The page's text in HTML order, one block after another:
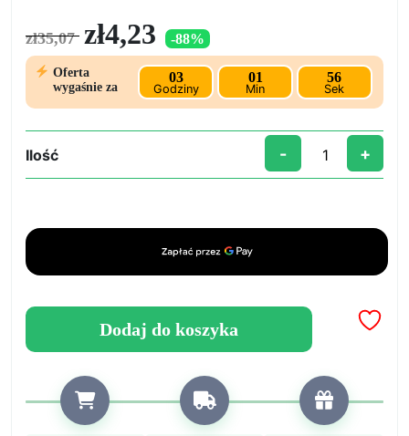
zł35,07
Pierwotna
cena
zł35,07.
zł4,23 cena
wynosi:
zł4,23.
-88%
Oferta
wygaśnie za
03
Godziny
01
Min
55
Sek
Ilość
ilość
Szkatułka
biżuterię
kształcie
- +
Dodaj do koszyka